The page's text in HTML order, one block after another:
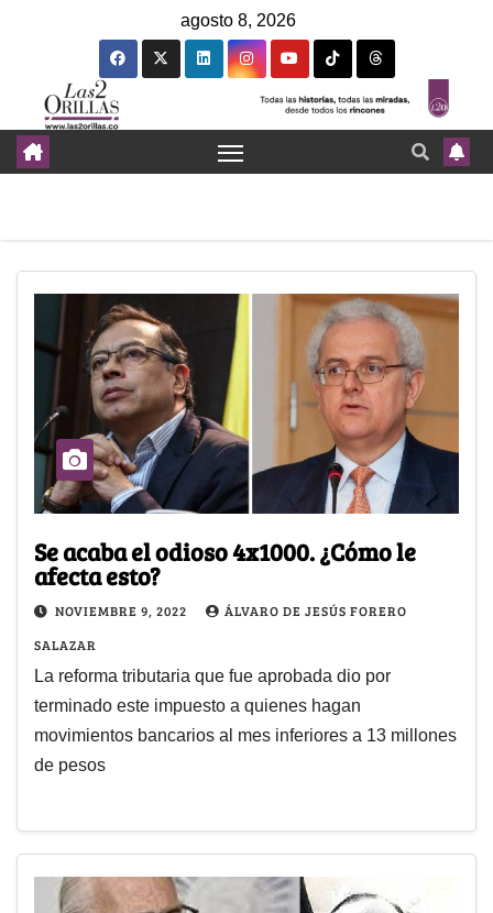
agosto 8, 2026
Se acaba el odioso 4x1000. ¿Cómo le
afecta esto?
NOVIEMBRE 9, 2022
ÁLVARO DE JESÚS FORERO
SALAZAR
La reforma tributaria que fue aprobada dio por
terminado este impuesto a quienes hagan
movimientos bancarios al mes inferiores a 13 millones
de pesos